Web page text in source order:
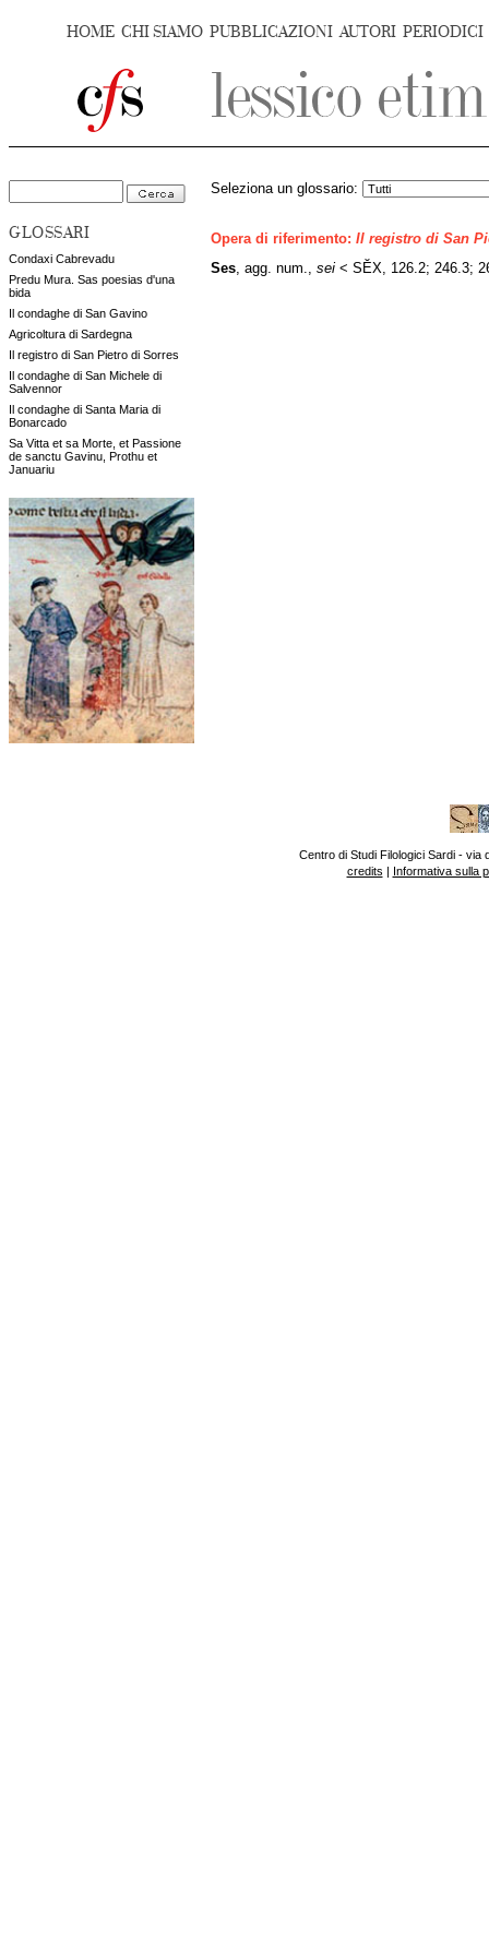
HOME CHI SIAMO PUBBLICAZIONI AUTORI PERIODICI
GLOSSARI
Condaxi Cabrevadu
Predu Mura. Sas poesias d'una
bida
Il condaghe di San Gavino
Agricoltura di Sardegna
Il registro di San Pietro di Sorres
Il condaghe di San Michele di
Salvennor
Il condaghe di Santa Maria di
Bonarcado
Sa Vitta et sa Morte, et Passione
de sanctu Gavinu, Prothu et
Januariu
Seleziona un glossario:
Opera di riferimento: Il registro di San
Ses , agg. num., sei < SĔX, 126.2; 246.3;
Centro di Studi Filologici Sardi - via
credits | Informativa sulla